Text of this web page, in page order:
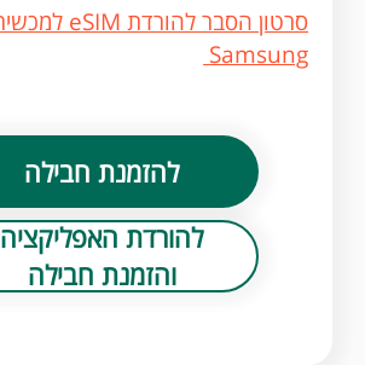
Samsung
להזמנת חבילה
להורדת האפליקציה
והזמנת חבילה